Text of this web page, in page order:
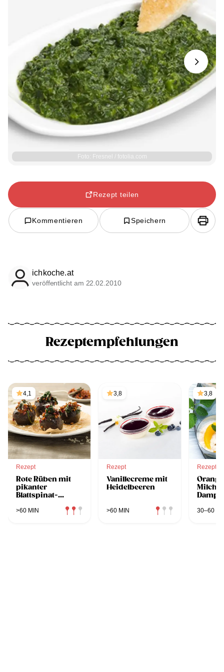
Foto: Fresnel / fotolia.com
Next
Rezept teilen
Kommentieren Speichern
ichkoche.at
veröffentlicht am 22.02.2010
Rezeptempfehlungen
4,1
Rezept
Rote Rüben mit
pikanter
Blattspinat-
>60 MIN
3,8
Rezept
Vanillecreme mit
Heidelbeeren
>60 MIN
3,8
Rezept
30–60